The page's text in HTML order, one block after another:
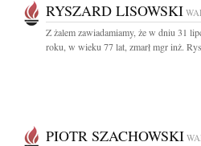
RYSZARD LISOWSKI
Z żalem zawiadamiamy, że w dniu 31
roku, w wieku 77 lat, zmarł mgr inż.
PIOTR SZACHOWSKI